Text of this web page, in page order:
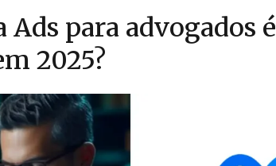
Ads para advogados é
2025?